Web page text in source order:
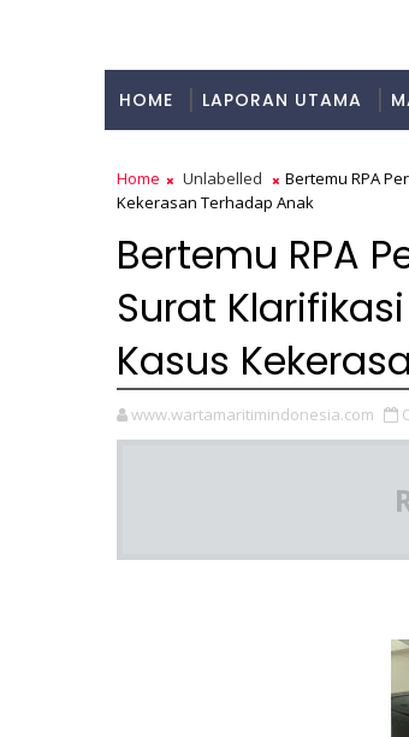
HOME LAPORAN UTAMA
Home Unlabelled
Bertemu RPA
Kekerasan Terhadap Anak
Bertemu RPA
Surat
Kasus
www.wartamaritimindonesia.com